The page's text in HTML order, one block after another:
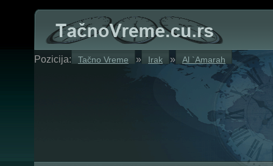
Pozicija: Tačno Vreme » Irak » Al `Amarah